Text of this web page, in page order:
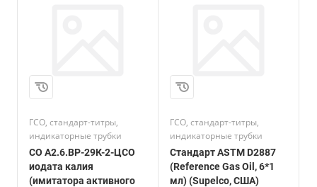
ГСО, стандарт-титры,
индикаторные трубки
СО А2.6.ВР-29К-2-ЦСО
иодата калия
(имитатора активного
ГСО, стандарт-титры,
индикаторные трубки
Стандарт ASTM D2887
(Reference Gas Oil, 6*1
мл) (Supelco, США)